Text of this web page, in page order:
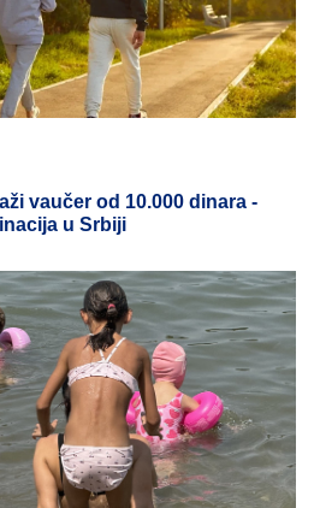
vaučer od 10.000 dinara -
u Srbiji